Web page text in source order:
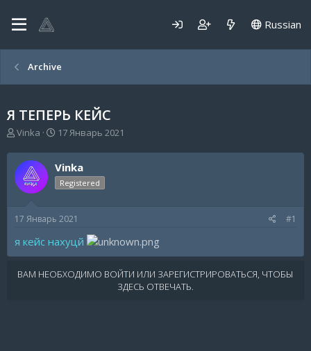
Russian
Archive
Я ТЕПЕРЬ КЕЙС
А
т
о
р
т
м
Vinka
Д
т
а
н
а
а
17 Январь 2021
Vinka
Registered
17 Январь 2021 #1
я кейс нахуцй
ВАМ НЕОБХОДИМО ВОЙТИ ИЛИ ЗАРЕГИСТРИРОВАТЬСЯ, ЧТОБЫ
ЗДЕСЬ ОТВЕЧАТЬ.